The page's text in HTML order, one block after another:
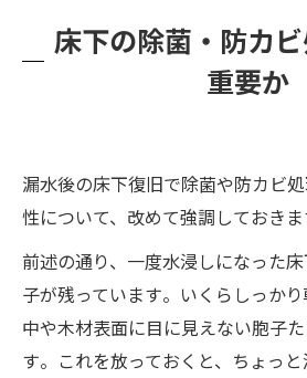
床下の除菌・防カ
重要か
漏水後の床下復旧で除菌や防カビ
性について、改めて強調しておきま
前述の通り、一度水浸しになった
子が残っています​。いくらしっか
中や木材表面に目に見えない胞子
す​。これを放っておくと、ちょっ